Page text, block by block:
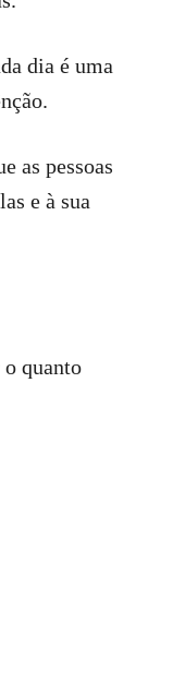
dia é uma
as pessoas
e à sua
o quanto